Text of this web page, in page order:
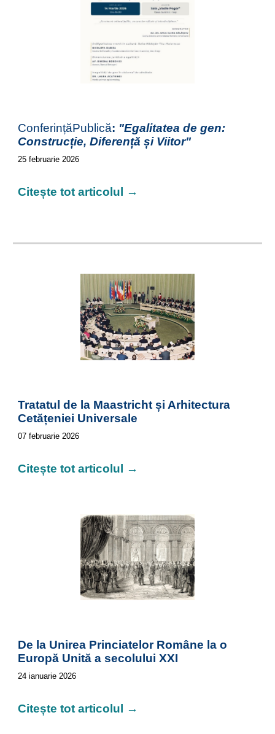
ConferințăPublică: "Egalitatea de gen:
Construcție, Diferență și Viitor"
25 februarie 2026
Citește tot articolul →
Tratatul de la Maastricht și Arhitectura
Cetățeniei Universale
07 februarie 2026
Citește tot articolul →
De la Unirea Princiatelor Române la o
Europă Unită a secolului XXI
24 ianuarie 2026
Citește tot articolul →